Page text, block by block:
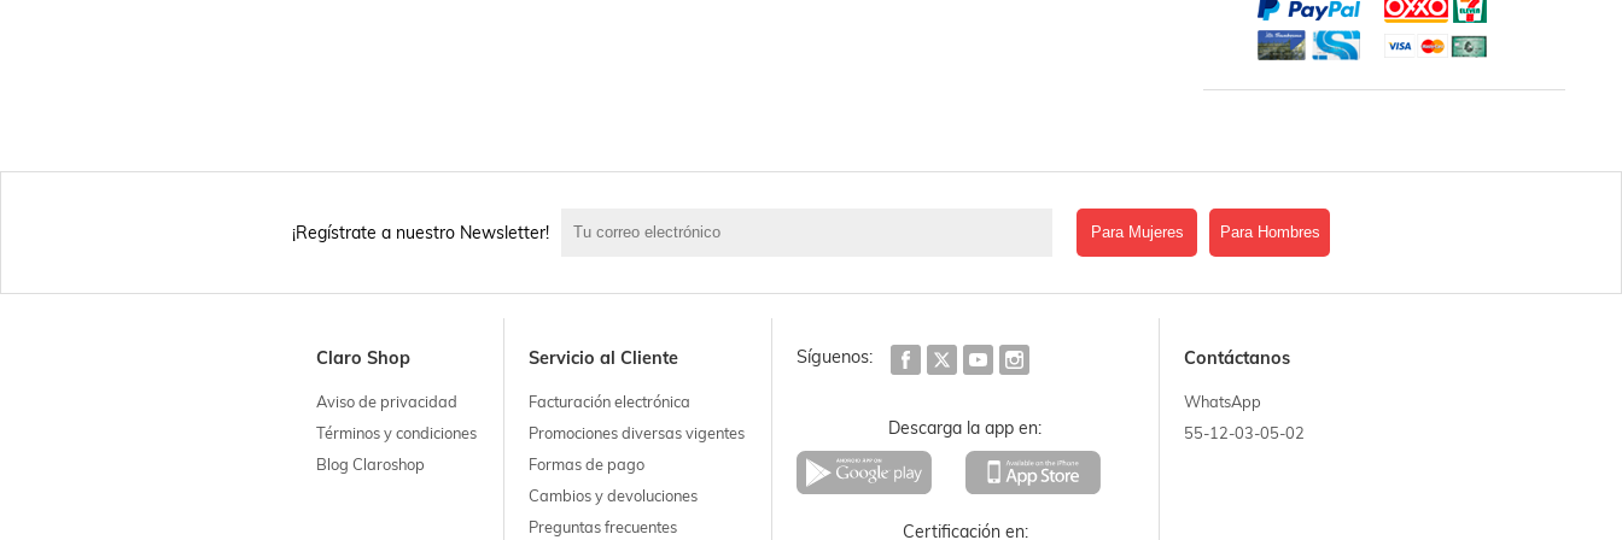
¡Regístrate a nuestro Newsletter! Para Mujeres Para Hombres
Claro Shop
Aviso de privacidad
Términos y condiciones
Blog Claroshop
Servicio al Cliente
Facturación electrónica
Promociones diversas vigentes
Formas de pago
Cambios y devoluciones
Preguntas frecuentes
Síguenos:
Descarga la app en:
Certificación en:
Contáctanos
WhatsApp
55-12-03-05-02